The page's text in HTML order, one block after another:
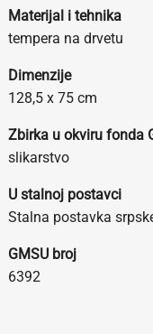
Materijal i tehnika
tempera na drvetu
Dimenzije
128,5 x 75 cm
Zbirka u okviru fonda
slikarstvo
U stalnoj postavci
Stalna postavka
GMSU broj
6392